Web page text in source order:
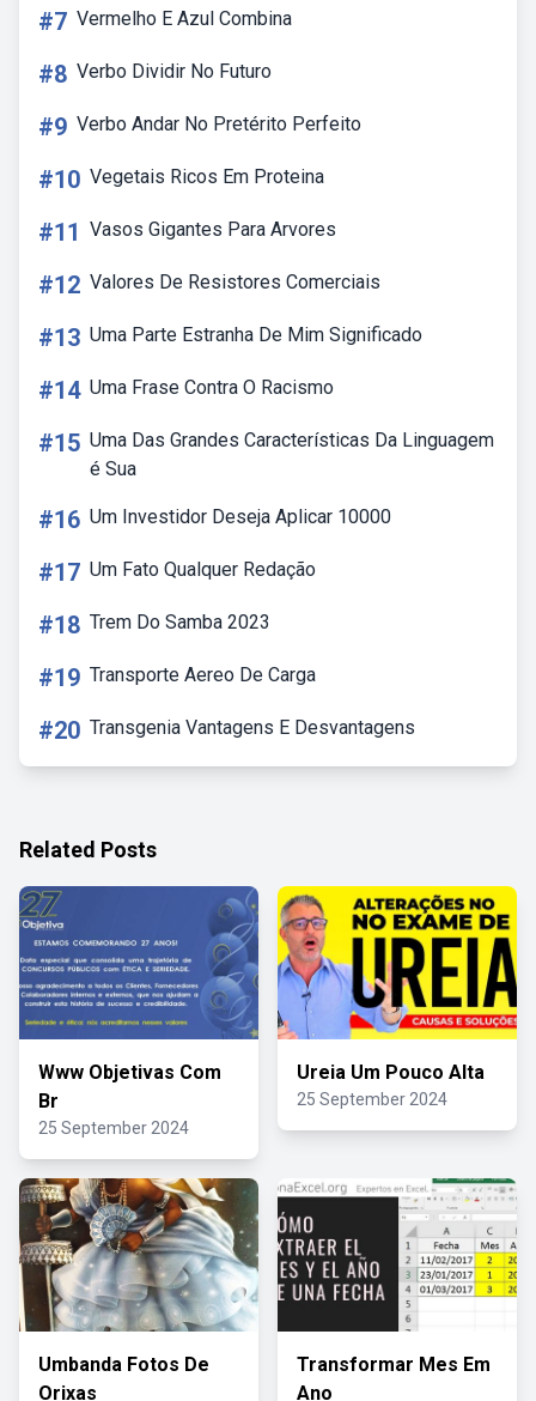
#7 Vermelho E Azul Combina
#8 Verbo Dividir No Futuro
#9 Verbo Andar No Pretérito Perfeito
#10 Vegetais Ricos Em Proteina
#11 Vasos Gigantes Para Arvores
#12 Valores De Resistores Comerciais
#13 Uma Parte Estranha De Mim Significado
#14 Uma Frase Contra O Racismo
#15 Uma Das Grandes Características Da Linguagem
é Sua
#16 Um Investidor Deseja Aplicar 10000
#17 Um Fato Qualquer Redação
#18 Trem Do Samba 2023
#19 Transporte Aereo De Carga
#20 Transgenia Vantagens E Desvantagens
Related Posts
Www Objetivas Com
Br
25 September 2024
Ureia Um Pouco Alta
25 September 2024
Umbanda Fotos De
Orixas
Transformar Mes Em
Ano